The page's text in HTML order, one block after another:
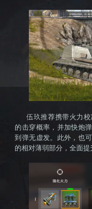
伍玖推荐携带火力
的击穿概率，并加快炮
到弹无虚发。此外，也
的相对薄弱部分，全面提